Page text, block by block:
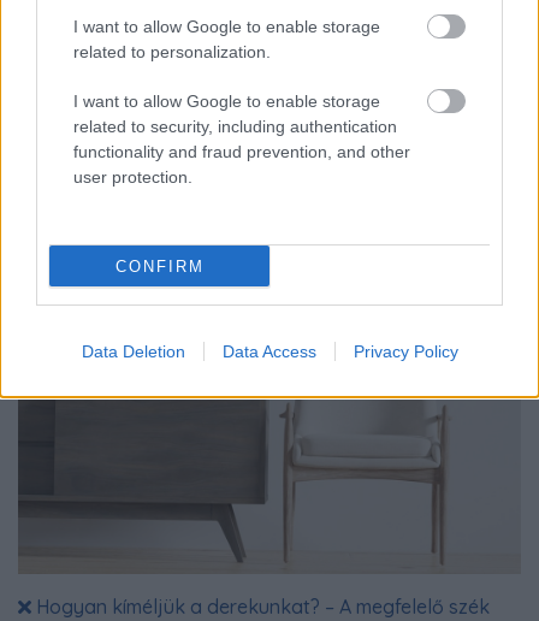
I want to allow Google to enable storage
related to personalization.
I want to allow Google to enable storage
related to security, including authentication
functionality and fraud prevention, and other
user protection.
CONFIRM
Data Deletion Data Access Privacy Policy
Aki sportolni szeretne, célszerű ügyelnie arra, hogy milyen
felszerelésekben teszi ezt - erről a szakmai hírekben is sokat
olvashatunk.
Hogyan kíméljük a derekunkat? – A megfelelő szék